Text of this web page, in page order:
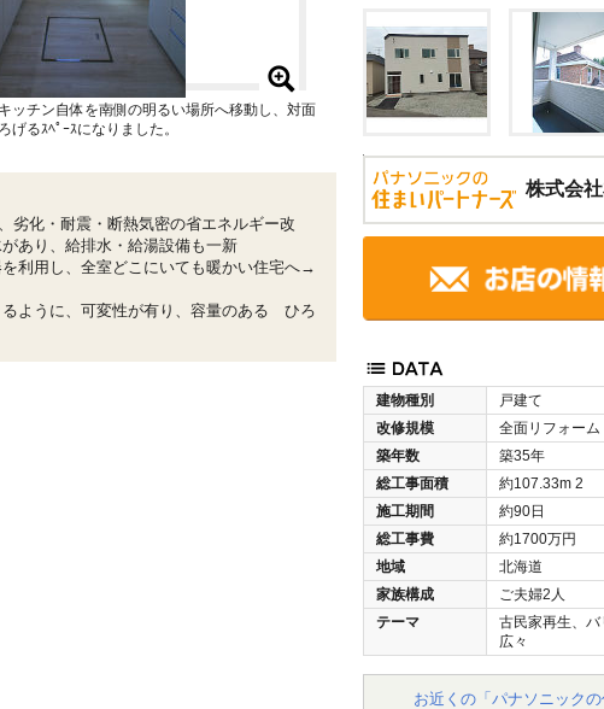
株式会
建物種別
戸建て
改修規模
全面リフォーム
築年数
築35年
総工事面積
約107.33m 2
施工期間
約90日
総工事費
約1700万円
地域
北海道
家族構成
ご夫婦2人
テーマ
古民家再生、
広々
お近くの「パナソニック
ッチン自体を南側の明るい場所へ移動し、対面
るｽﾍﾟｰｽになりました。
劣化・耐震・断熱気密の省エネルギー改
あり、給排水・給湯設備も一新
を利用し、全室どこにいても暖かい住宅へ→
るように、可変性が有り、容量のある ひろ